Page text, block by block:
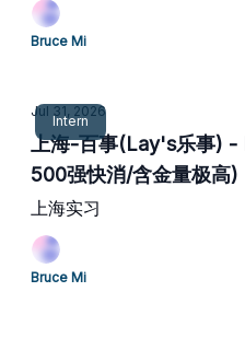
Bruce Mi
Intern
Jul 31, 2026
上海-百事(Lay's乐事)
500强快消/含金量极高)
上海实习
Bruce Mi